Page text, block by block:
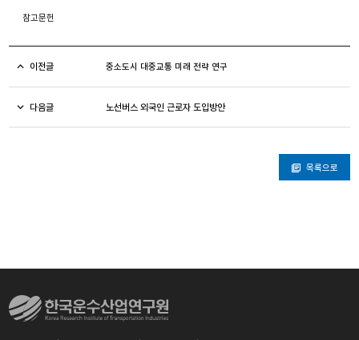
참고문헌
이전글 중소도시 대중교통 미래 전략 연구
다음글 노선버스 외국인 근로자 도입방안
목록으로